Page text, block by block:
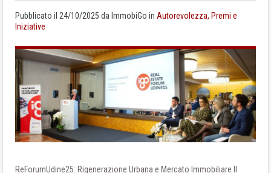
Pubblicato il 24/10/2025 da ImmobiGo in Autorevolezza, Premi e
Iniziative
ReForumUdine25: Rigenerazione Urbana e Mercato Immobiliare Il